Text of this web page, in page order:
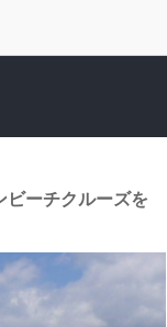
ビーチクルーズを